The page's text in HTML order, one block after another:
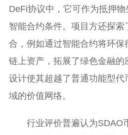
DeFi协议中，它可作为抵押
智能合约条件。项目方还探
合，例如通过智能合约将环保
链上资产，拓展了绿色金融的
设计使其超越了普通功能型代
域的价值网络。
行业评价普遍认为SDAO